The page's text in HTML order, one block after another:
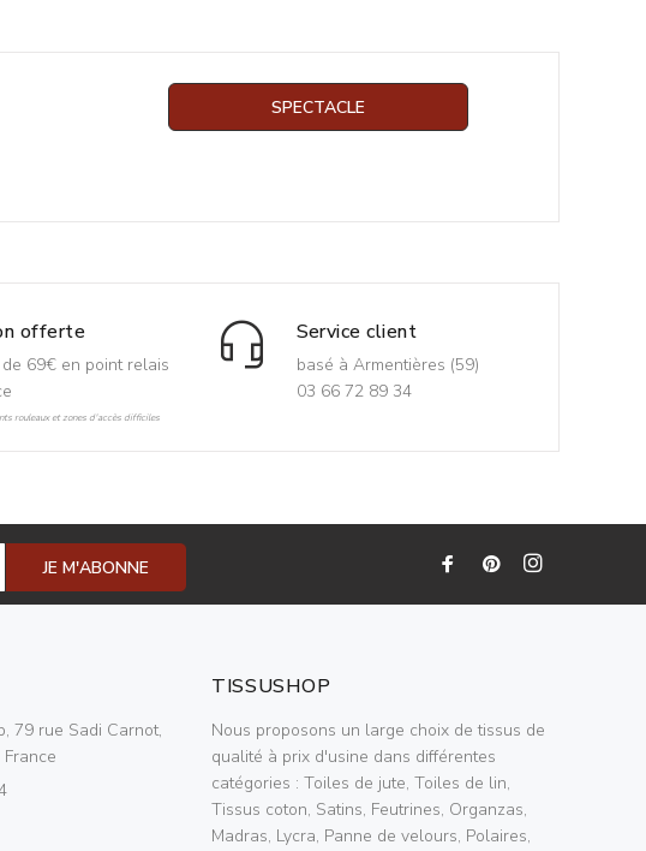
SPECTACLE
offerte
69€ en point relais
rouleaux et zones d'accès difficiles
Service client
basé à Armentières (59)
03 66 72 89 34
JE M'ABONNE
79 rue Sadi Carnot,
TISSUSHOP
Nous proposons un large choix de tissus de
qualité à prix d'usine dans différentes
catégories : Toiles de jute, Toiles de lin,
Tissus coton, Satins, Feutrines, Organzas,
Madras, Lycra, Panne de velours, Polaires,